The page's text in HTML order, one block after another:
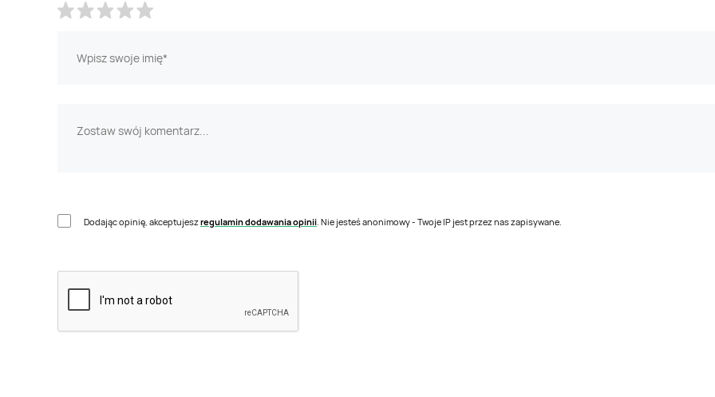
Dodając opinię, akceptujeszregulamin dodawania opinii . Nie jesteś anonimowy - Twoje IP jest przez nas zapisywane.